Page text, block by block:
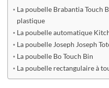
La poubelle Brabantia Touch
plastique
La poubelle automatique
La poubelle Joseph Joseph
La poubelle Bo Touch Bin
La poubelle rectangulaire à